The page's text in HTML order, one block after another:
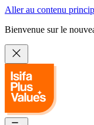
Aller au contenu
Bienvenue sur le